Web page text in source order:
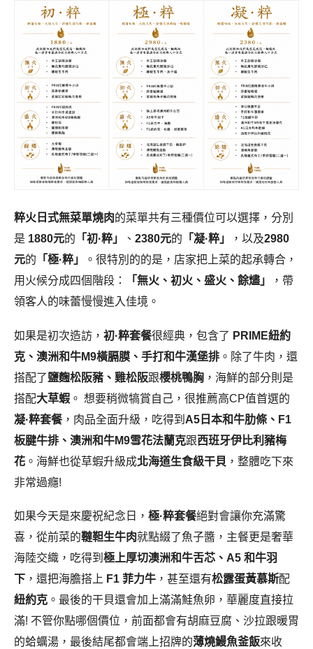
粹火日式無菜單燒肉
的菜單共有三種價位可以選擇，分別
1880元的「初·粹」 、2380元的 「凝·粹」，以及2980
元 的 「極·粹」
。很特別的的是，店家把上菜的起承轉合，
用火候分成四個階段：「無火、初火、盛火、餘燼」，帶
領客人的味蕾慢慢進入佳境。
如果是初次造訪， 初·粹套餐很經典，包含了 PRIME紐約
克、澳洲和牛M9橫膈膜、手打和牛漢堡排。除了牛肉，還
搭配了鹽麴松阪豬、雞松阪跟 櫻桃鴨胸 ，海鮮的部分則是
搭配
大草蝦
。 想要稍微犒賞自己，很推薦高CP值首選的
，肉品全面升級，吃得到
A5日本和牛肋條、F1
板腱牛排、澳洲和牛M9雪花法蘭克
。海鮮也從草蝦升級成 北海道生食級干貝
，整體吃下來
如果今天是來慶祝紀念日，
絕對會讓你充滿驚
喜，從前菜的
韃靼生牛肉
就點綴了魚子醬，主餐更是奢華
海陸交織，吃得到
極上厚切澳洲和牛舌芯、A5 和牛羽
，還把海膽搭上
紐約克
。最後的干貝還會加上滿滿鮭魚卵，華麗度直接拉
滿! 不管你點哪個價位，前面都會有胡麻豆腐、沙拉跟暖胃
的蛤蠣湯，最後結尾都會端上招牌的 薄燒鰻魚釜飯
線上訂位 :粹火日式無菜單燒肉
粹火日式無菜單燒肉 餐點分享